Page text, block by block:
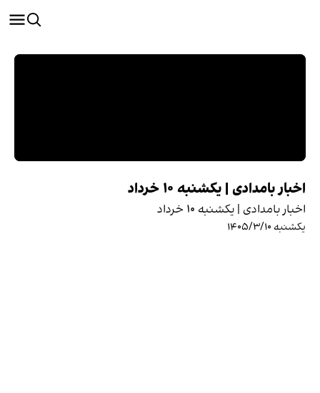
اخبار بامدادی | یکشنبه ۱۰ خرداد
اخبار بامدادی | یکشنبه ۱۰ خرداد
یکشنبه ۱۴۰۵/۳/۱۰